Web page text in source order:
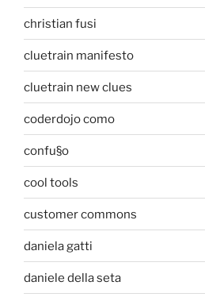
christian fusi
cluetrain manifesto
cluetrain new clues
coderdojo como
confu§o
cool tools
customer commons
daniela gatti
daniele della seta